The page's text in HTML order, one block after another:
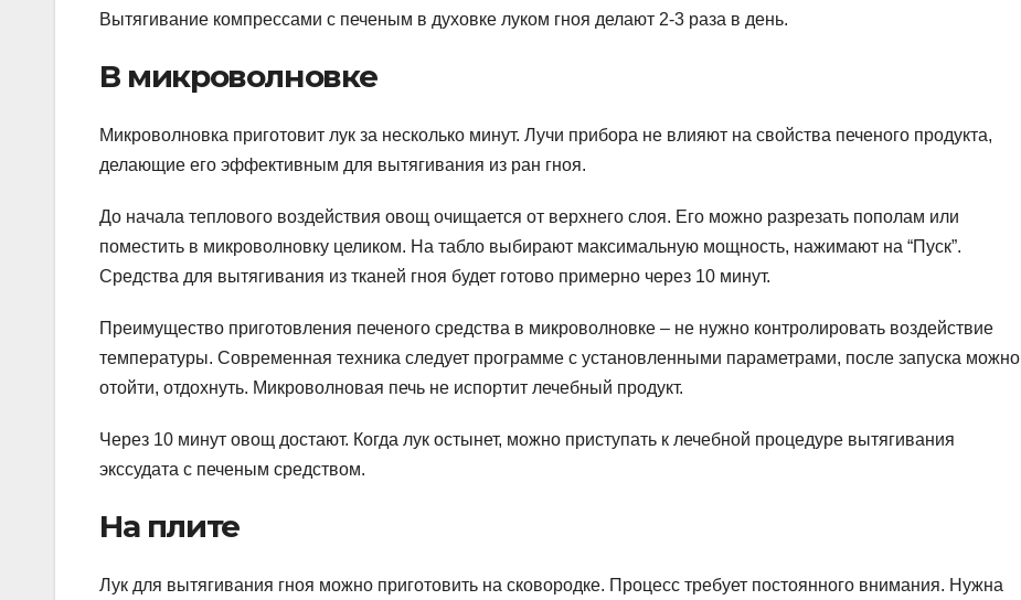
Вытягивание компрессами с печеным в духовке луком гноя делают 2-3 раза в день.
В микроволновке
Микроволновка приготовит лук за несколько минут. Лучи прибора не влияют на свойства печеного продукта,
делающие его эффективным для вытягивания из ран гноя.
До начала теплового воздействия овощ очищается от верхнего слоя. Его можно разрезать пополам или
поместить в микроволновку целиком. На табло выбирают максимальную мощность, нажимают на “Пуск”.
Средства для вытягивания из тканей гноя будет готово примерно через 10 минут.
Преимущество приготовления печеного средства в микроволновке – не нужно контролировать воздействие
температуры. Современная техника следует программе с установленными параметрами, после запуска можно
отойти, отдохнуть. Микроволновая печь не испортит лечебный продукт.
Через 10 минут овощ достают. Когда лук остынет, можно приступать к лечебной процедуре вытягивания
экссудата с печеным средством.
На плите
Лук для вытягивания гноя можно приготовить на сковородке. Процесс требует постоянного внимания. Нужна